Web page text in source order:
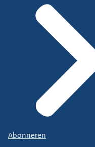
Abonneren